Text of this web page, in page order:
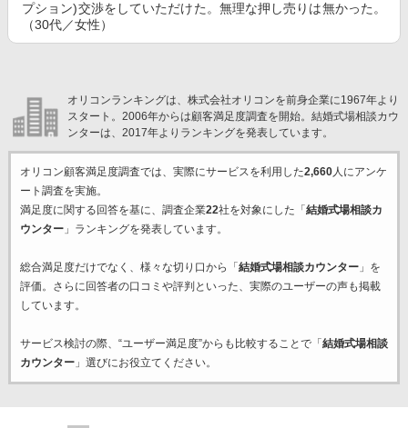
プション)交渉をしていただけた。無理な押し売りは無かった。
（30代／女性）
オリコンランキングは、株式会社オリコンを前身企業に1967年より
スタート。2006年からは顧客満足度調査を開始。結婚式場相談カウ
ンターは、2017年よりランキングを発表しています。
オリコン顧客満足度調査では、実際にサービスを利用した2,660人にアンケ
ート調査を実施。
満足度に関する回答を基に、調査企業22社を対象にした「 結婚式場相談カ
ウンター」ランキングを発表しています。
総合満足度だけでなく、様々な切り口から「 結婚式場相談カウンター」を
評価。さらに回答者の口コミや評判といった、実際のユーザーの声も掲載
しています。
サービス検討の際、“ユーザー満足度”からも比較することで「 結婚式場相談
カウンター」選びにお役立てください。